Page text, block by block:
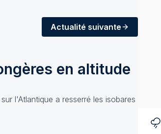
Actualité suivante
en altitude
l'Atlantique a resserré les isobares